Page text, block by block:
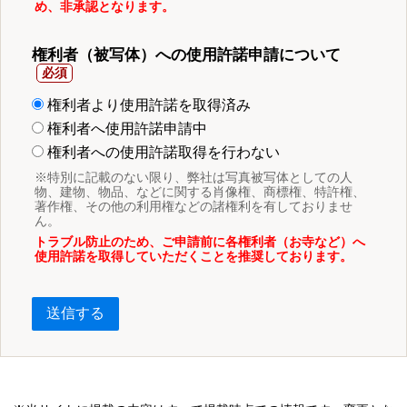
め、非承認となります。
権利者（被写体）への使用許諾申請について
権利者より使用許諾を取得済み
権利者へ使用許諾申請中
権利者への使用許諾取得を行わない
※特別に記載のない限り、弊社は写真被写体としての人
物、建物、物品、などに関する肖像権、商標権、特許権、
著作権、その他の利用権などの諸権利を有しておりませ
ん。
トラブル防止のため、ご申請前に各権利者（お寺など）へ
使用許諾を取得していただくことを推奨しております。
送信する